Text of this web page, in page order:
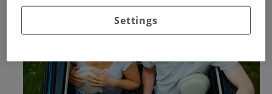
Settings